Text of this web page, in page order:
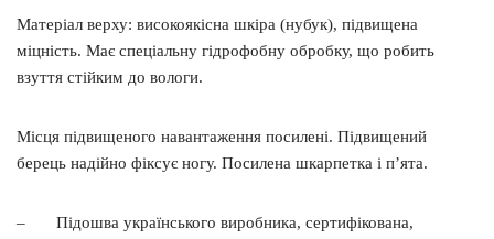
Матеріал верху: високоякісна шкіра (нубук), підвищена
міцність. Має спеціальну гідрофобну обробку, що робить
взуття стійким до вологи.
Місця підвищеного навантаження посилені. Підвищений
берець надійно фіксує ногу. Посилена шкарпетка і п’ята.
– Підошва українського виробника, сертифікована,